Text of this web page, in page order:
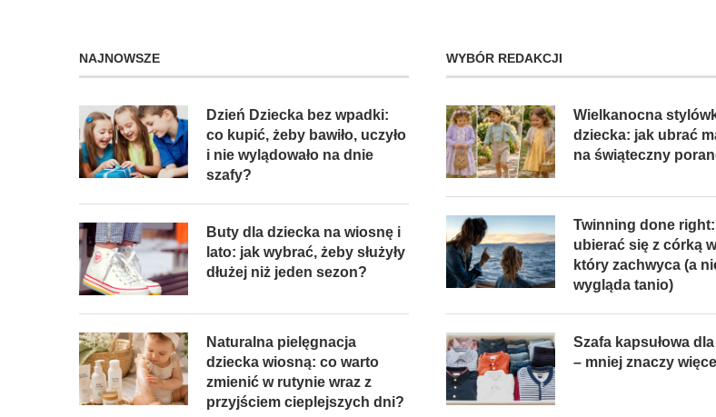
NAJNOWSZE
Dzień Dziecka bez wpadki:
co kupić, żeby bawiło, uczyło
i nie wylądowało na dnie
szafy?
Buty dla dziecka na wiosnę i
lato: jak wybrać, żeby służyły
dłużej niż jeden sezon?
Naturalna pielęgnacja
dziecka wiosną: co warto
zmienić w rutynie wraz z
przyjściem cieplejszych dni?
WYBÓR REDAKCJI
Wielkanocna
dziecka: jak ubrać
na świąteczny
Twinning done
ubierać się z córką
który zachwyca (a
wygląda tanio)
Szafa kapsułowa
– mniej znaczy